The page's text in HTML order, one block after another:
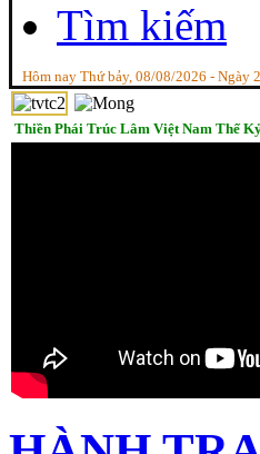
Tìm kiếm
Hôm nay Thứ bảy, 08/08/2026 - Ngày
Thiền Phái Trúc Lâm Việt Nam Thế